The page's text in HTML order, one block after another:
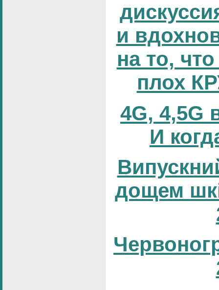
и
на то,
плох
4G, 4,5G
И
дощем